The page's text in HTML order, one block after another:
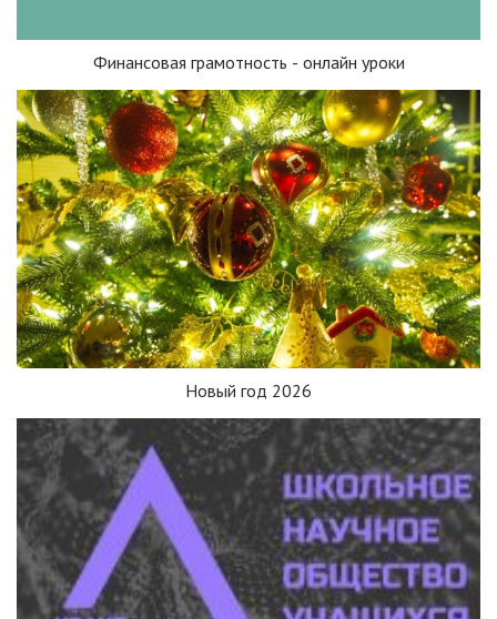
Финансовая грамотность - онлайн уроки
Новый год 2026